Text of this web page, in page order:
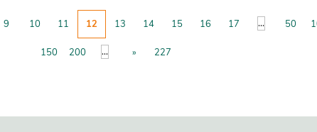
9 10 11 12 13 14 15 16 17 ... 50
150 200 ... » 227